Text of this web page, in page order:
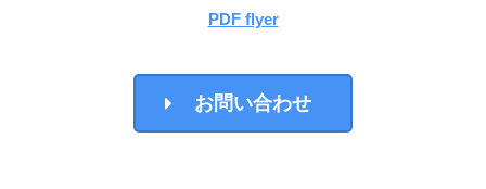
PDF flyer
お問い合わせ